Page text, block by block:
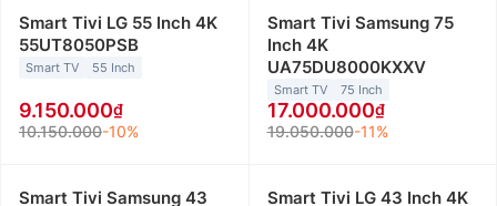
Smart Tivi LG 55 Inch 4K
55UT8050PSB
Smart TV 55 Inch
9.150.000
10.150.000-10%
Smart Tivi Samsung 75
Inch 4K
UA75DU8000KXXV
Smart TV 75 Inch
17.000.000
19.050.000-11%
Smart Tivi Samsung 43
Smart Tivi LG 43 Inch 4K